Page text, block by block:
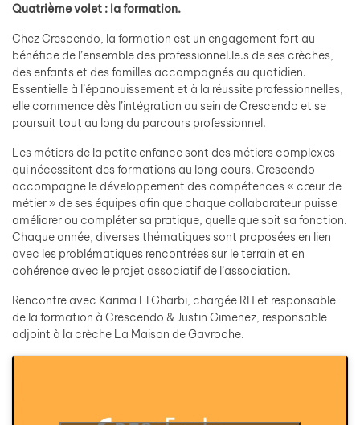
Quatrième volet : la formation.
Chez Crescendo, la formation est un engagement fort au
bénéfice de l’ensemble des professionnel.le.s de ses crèches,
des enfants et des familles accompagnés au quotidien.
Essentielle à l’épanouissement et à la réussite professionnelles,
elle commence dès l’intégration au sein de Crescendo et se
poursuit tout au long du parcours professionnel.
Les métiers de la petite enfance sont des métiers complexes
qui nécessitent des formations au long cours. Crescendo
accompagne le développement des compétences « cœur de
métier » de ses équipes afin que chaque collaborateur puisse
améliorer ou compléter sa pratique, quelle que soit sa fonction.
Chaque année, diverses thématiques sont proposées en lien
avec les problématiques rencontrées sur le terrain et en
cohérence avec le projet associatif de l’association.
Rencontre avec Karima El Gharbi, chargée RH et responsable
de la formation à Crescendo & Justin Gimenez, responsable
adjoint à la crèche La Maison de Gavroche.